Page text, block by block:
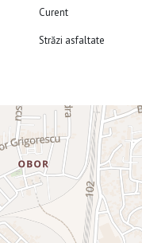
Curent
Străzi asfaltate